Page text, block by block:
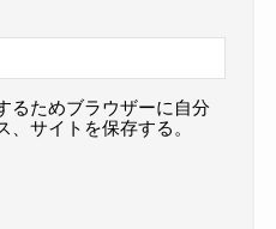
るためブラウザーに自分
、サイトを保存する。